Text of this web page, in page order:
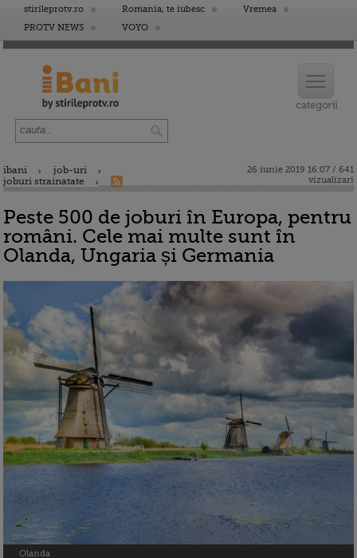
stirileprotv.ro Romania, te iubesc
Vremea
PROTV NEWS
VOYO
ibani
job-uri
joburi strainatate
26 iunie 2019 16:07 / 641
vizualizari
Peste 500 de joburi în Europa, pentru
români. Cele mai multe sunt în
Olanda, Ungaria și Germania
Olanda